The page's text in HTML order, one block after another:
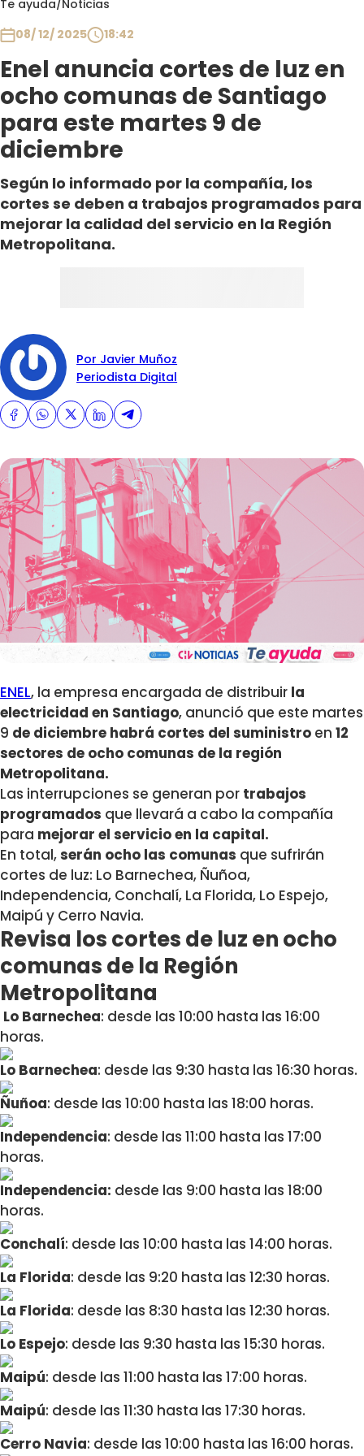
Te ayuda/Noticias
08/ 12/ 2025
18:42
Enel anuncia cortes de luz en
ocho comunas de Santiago
para este martes 9 de
diciembre
Según lo informado por la compañía, los
cortes se deben a trabajos programados para
mejorar la calidad del servicio en la Región
Metropolitana.
Por Javier Muñoz
Periodista Digital
ENEL, la empresa encargada de distribuir la
electricidad en Santiago, anunció que este martes
9 de diciembre habrá cortes del suministro en 12
sectores de ocho comunas de la región
Metropolitana.
Las interrupciones se generan por trabajos
programados que llevará a cabo la compañía
para mejorar el servicio en la capital.
En total,serán ocho las comunas que sufrirán
cortes de luz: Lo Barnechea, Ñuñoa,
Independencia, Conchalí, La Florida, Lo Espejo,
Maipú y Cerro Navia.
Revisa los cortes de luz en ocho
comunas de la Región
Metropolitana
Lo Barnechea: desde las 10:00 hasta las 16:00
horas.
Lo Barnechea: desde las 9:30 hasta las 16:30 horas.
Ñuñoa: desde las 10:00 hasta las 18:00 horas.
Independencia: desde las 11:00 hasta las 17:00
horas.
Independencia: desde las 9:00 hasta las 18:00
horas.
Conchalí: desde las 10:00 hasta las 14:00 horas.
La Florida: desde las 9:20 hasta las 12:30 horas.
La Florida: desde las 8:30 hasta las 12:30 horas.
Lo Espejo: desde las 9:30 hasta las 15:30 horas.
Maipú: desde las 11:00 hasta las 17:00 horas.
Maipú: desde las 11:30 hasta las 17:30 horas.
Cerro Navia: desde las 10:00 hasta las 16:00 horas.
Club De La Comedia
Contigo en Directo
Plan Perfecto
El Tiempo
Sabingo
Todos Los Programas